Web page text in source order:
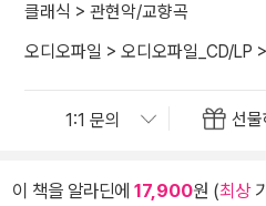
클래식 > 관현악/교향곡
오디오파일 > 오디오파일_CD/LP >
선물
이 책을 알라딘에 17,900원 (최상